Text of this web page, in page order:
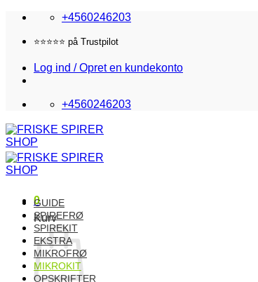
Fortsæt
indhold
+4560246203
Fri fragt i DK over 870,-
Log ind / Opret en kundekonto
+4560246203
0
Kurv
GUIDE
SPIREFRØ
SPIREKIT
EKSTRA
MIKROFRØ
MIKROKIT
OPSKRIFTER